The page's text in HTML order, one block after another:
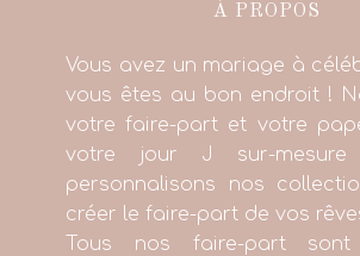
Shooting d’inspiration {
facettes }
À PROPOS
Vous avez un mariage à
vous êtes au bon endroit !
votre faire-part et votre
votre jour J sur-
personnalisons nos
créer le faire-part de vos
Tous nos faire-part